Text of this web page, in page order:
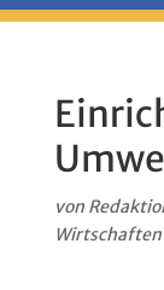
von
Wirtschaften